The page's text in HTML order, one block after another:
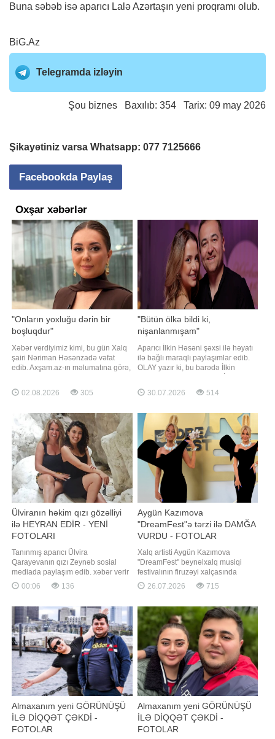
Buna səbəb isə aparıcı Lalə Azərtaşın yeni proqramı olub.
BiG.Az
Telegramda izləyin
Şou biznes Baxılıb: 354 Tarix: 09 may 2026
Şikayətiniz varsa Whatsapp: 077 7125666
Facebookda Paylaş
Oxşar xəbərlər
"Onların yoxluğu dərin bir
boşluqdur"
Xəbər verdiyimiz kimi, bu gün Xalq
şairi Nəriman Həsənzadə vəfat
edib. Axşam.az-ın məlumatına görə,
sosial media hesabında paylaşım
edib. Aparıcı ötən ilin məhz bu günü
Babayevi də yad edib. "Avqustun 1-i
Azərbaycan mədəniyyətini
02.08.2026 305
"Bütün ölkə bildi ki,
nişanlanmışam"
Aparıcı İlkin Həsəni şəxsi ilə həyatı
ilə bağlı maraqlı paylaşımlar edib.
OLAY yazır ki, bu barədə İlkin
nişanlılıq dövründə mediada
yazılan xəbərlərdən söz açıb
30.07.2026 514
Ülviranın həkim qızı gözəlliyi
ilə HEYRAN EDİR - YENİ
FOTOLARI
Tanınmış aparıcı Ülvira
Qarayevanın qızı Zeynəb sosial
mediada paylaşım edib. xəbər verir
ki, Zeynəb "instagram" hesabında
yeni fotolarını paylaşıb. Onun
səbəb olub. Qeyd edək ki, Ülviranın
qızı tibb təhsilini Türkiyədə alıb,
orada da çalışır. Həmin fotolar
00:06 136
Aygün Kazımova
"DreamFest"ə tərzi ilə DAMĞA
VURDU - FOTOLAR
Xalq artisti Aygün Kazımova
"DreamFest" beynəlxalq musiqi
festivalının firuzəyi xalçasında
görüntülənib. Axşam.az xəbər verir
ki, ölkənin əsas ulduzu tədbirə
kraliça zövqlü geyimi və fərqli saç
düzümü ilə diqqət mərkəzində olub,
qonaqların və fotoqrafları
26.07.2026 715
Almaxanım yeni GÖRÜNÜŞÜ
İLƏ DİQQƏT ÇƏKDİ -
FOTOLAR
Almaxanım yeni GÖRÜNÜŞÜ
İLƏ DİQQƏT ÇƏKDİ -
FOTOLAR